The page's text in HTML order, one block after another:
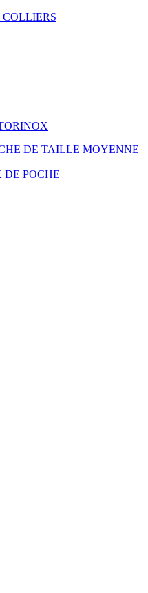
DE TAILLE MOYENNE
DE POCHE